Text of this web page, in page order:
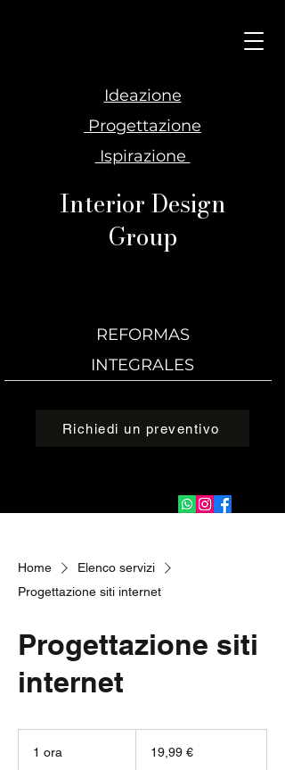
Ideazione
Progettazione
Ispirazione
Richiedi un preventivo
Interior Design
Group
REFORMAS
INTEGRALES
Home
Elenco servizi
Progettazione siti internet
Progettazione siti
internet
1 ora 19,99 €